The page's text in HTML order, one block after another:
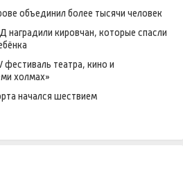
объединил более тысячи человек
наградили кировчан, которые спасли
фестиваль театра, кино и
холмах»
начался шествием